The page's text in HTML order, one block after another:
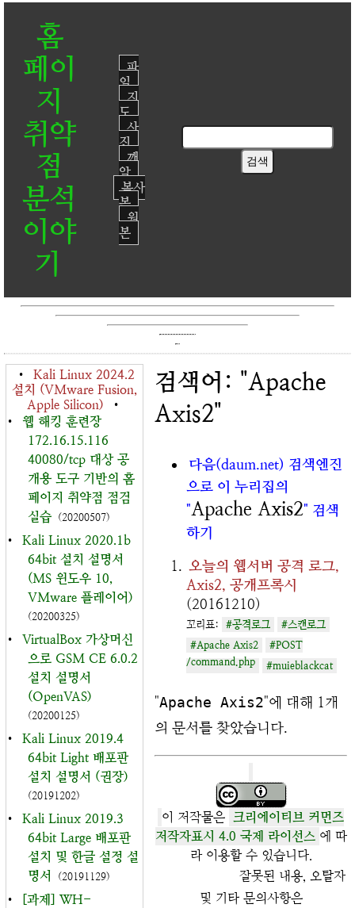
홈
페이
지
취약
점
분석
이야
기
파
일
지
도
사
진
깨
알
복사
본
원
본
•
Kali Linux 2024.2
설치 (VMware Fusion,
Apple Silicon)
•
•
웹 해킹 훈련장
172.16.15.116
40080/tcp 대상 공
개용 도구 기반의 홈
페이지 취약점 점검
실습 (20200507)
•
Kali Linux 2020.1b
64bit 설치 설명서
(MS 윈도우 10,
VMware 플레이어)
(20200325)
•
VirtualBox 가상머신
으로 GSM CE 6.0.2
설치 설명서
(OpenVAS)
(20200125)
•
Kali Linux 2019.4
64bit Light 배포판
설치 설명서 (권장)
(20191202)
•
Kali Linux 2019.3
64bit Large 배포판
설치 및 한글 설정 설
명서
(20191129)
•
[과제] WH-
검색어: "Apache
Axis2"
다음(daum.net) 검색엔진
으로 이 누리집의
"Apache Axis2" 검색
하기
오늘의 웹서버 공격 로그,
Axis2, 공개프록시
(20161210)
꼬리표: #공격로그
#스캔로그
#Apache Axis2
#POST
/command.php #muieblackcat
"Apache Axis2"에 대해 1개
의 문서를 찾았습니다.
이 저작물은 크리에이티브 커먼즈
저작자표시 4.0 국제 라이선스 에 따
라 이용할 수 있습니다.
잘못된 내용, 오탈자
및 기타 문의사항은